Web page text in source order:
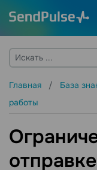
Главная База
работы